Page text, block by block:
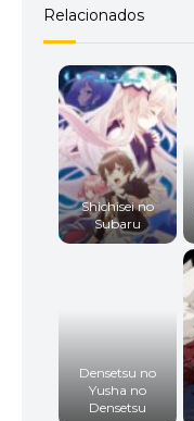
Relacionados
Shichisei no
Subaru
Densetsu no
Yusha no
Densetsu